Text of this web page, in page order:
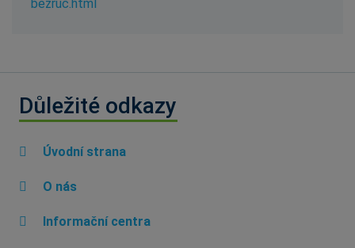
bezruc.html
Důležité odkazy
Úvodní strana
O nás
Informační centra